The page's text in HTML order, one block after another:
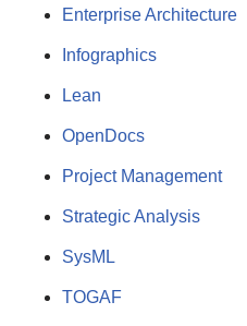
Enterprise Architecture
Infographics
Lean
OpenDocs
Project Management
Strategic Analysis
SysML
TOGAF